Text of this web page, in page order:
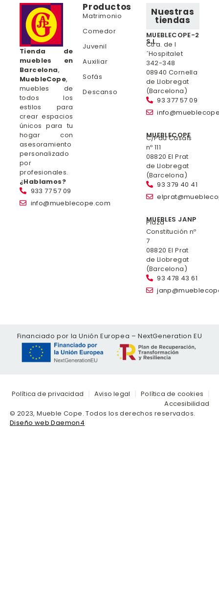
Tienda de
muebles en
Barcelona,
MuebleCope,
muebles de
todos los
estilos para
crear espacios
únicos para tu
hogar con
asesoramiento
personalizado
por
profesionales.
¿Hablamos?
933 77 57 09
info@mueblecope.com
Productos
Matrimonio
Comedor
Juvenil
Auxiliar
Sofás
Descanso
Nuestras
tiendas
MUEBLECOPE-2
S.L.
Ctra. de l
´Hospitalet
342-348
08940 Cornella
de Llobregat
(Barcelona)
93 377 57 09
MUEBLECOPE
C/Pau Casals
nº 111
08820 El Prat
de Llobregat
(Barcelona)
93 379 40 41
MUEBLES JANP
Plaza
Constitución nº
7
08820 El Prat
de Llobregat
(Barcelona)
93 478 43 61
Financiado por la Unión Europea – NextGeneration EU
© 2023, Mueble Cope. Todos los derechos reservados.
Diseño web Daemon4
Política de privacidad Aviso legal
Política de cookies
Accesibilidad